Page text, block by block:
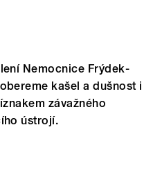
Nemocnice Frýdek-
kašel a dušnost i
závažného
ústrojí.